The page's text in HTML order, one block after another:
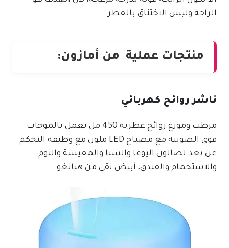
الراحة وليس الاختناق بالعطر.
منتجات عملية من أمازون:
ناشر روائح كهربائي
مرطب وموزع روائح عطرية 450 مل يعمل بالموجات
فوق الصوتية مع مصباح LED ملون مع وظيفة التحكم
عن بعد لصالون اليوغا والسبا والمعيشة والنوم
والاستحمام والفندق، أبيض نقي من هيانغو